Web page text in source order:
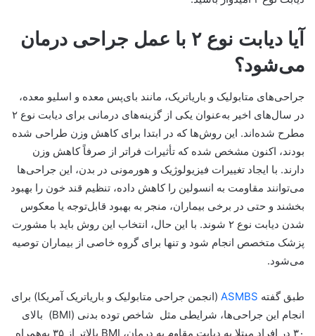
آیا دیابت نوع ۲ با عمل جراحی درمان
می‌شود؟
جراحی‌های متابولیک و باریاتریک، مانند بای‌پس معده و اسلیو معده،
در سال‌های اخیر به‌عنوان یکی از گزینه‌های درمانی برای دیابت نوع ۲
مطرح شده‌اند. این روش‌ها که در ابتدا برای کاهش وزن طراحی شده
بودند، اکنون مشخص شده که تأثیرات فراتر از صرفاً کاهش وزن
دارند. با ایجاد تغییرات فیزیولوژیک و هورمونی در بدن، این جراحی‌ها
می‌توانند مقاومت به انسولین را کاهش داده، تنظیم قند خون را بهبود
بخشند و حتی در برخی بیماران، منجر به بهبود قابل‌توجه یا معکوس
شدن دیابت نوع ۲ شوند. با این حال، انتخاب این روش باید با مشورت
پزشک متخصص انجام شود و تنها برای گروه خاصی از بیماران توصیه
می‌شود.
طبق گفته ASMBS (انجمن جراحی متابولیک و باریاتریک آمریکا) برای
انجام این جراحی‌ها، شرایطی مثل شاخص توده بدنی (BMI) بالای
۳۰ در افراد مبتلا به دیابت مقاوم به درمان، BMI بالاتر از ۳۵ به‌همراه